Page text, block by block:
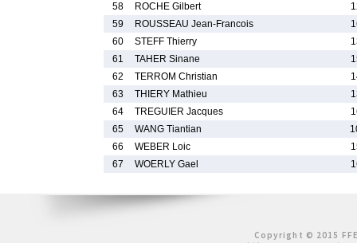
58
ROCHE Gilbert
59
ROUSSEAU Jean-Francois
60
STEFF Thierry
61
TAHER Sinane
62
TERROM Christian
63
THIERY Mathieu
64
TREGUIER Jacques
65
WANG Tiantian
66
WEBER Loic
67
WOERLY Gael
Copyright © 2015